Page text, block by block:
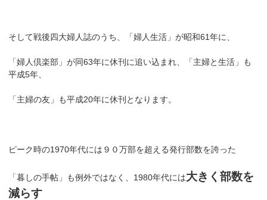
そして戦後四大婦人誌のうち、「婦人生活」が昭和61年に、
「婦人倶楽部」が同63年に休刊に追い込まれ、「主婦と生活」も
平成5年、
「主婦の友」も平成20年に休刊となります。
ピーク時の1970年代には９０万部を超える発行部数を誇った
「暮しの手帖」も例外ではなく、1980年代には大きく部数を
減らす